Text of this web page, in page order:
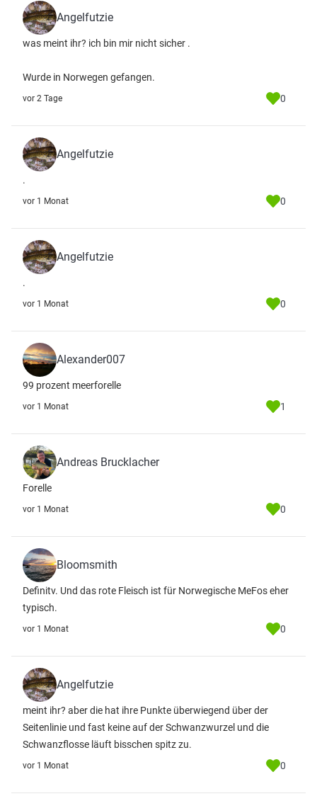
Angelfutzie
was meint ihr? ich bin mir nicht sicher .
Wurde in Norwegen gefangen.
vor 2 Tage 0
Angelfutzie
.
vor 1 Monat 0
Angelfutzie
.
vor 1 Monat 0
Alexander007
99 prozent meerforelle
vor 1 Monat 1
Andreas Brucklacher
Forelle
vor 1 Monat 0
Bloomsmith
Definitv. Und das rote Fleisch ist für Norwegische MeFos eher
typisch.
vor 1 Monat 0
Angelfutzie
meint ihr? aber die hat ihre Punkte überwiegend über der
Seitenlinie und fast keine auf der Schwanzwurzel und die
Schwanzflosse läuft bisschen spitz zu.
vor 1 Monat 0